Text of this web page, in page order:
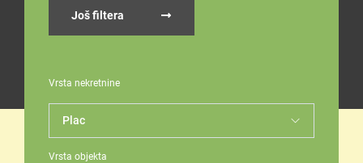
Još filtera
Vrsta nekretnine
Vrsta objekta